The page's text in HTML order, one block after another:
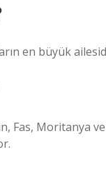
en büyük
Moritanya ve